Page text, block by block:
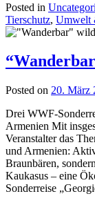
Posted in
Tierschutz, Umwelt
Posted on 20. März
Drei WWF-
Armenien Mit
Veranstalter das
und Armenien:
Braunbären,
Kaukasus – eine
Sonderreise